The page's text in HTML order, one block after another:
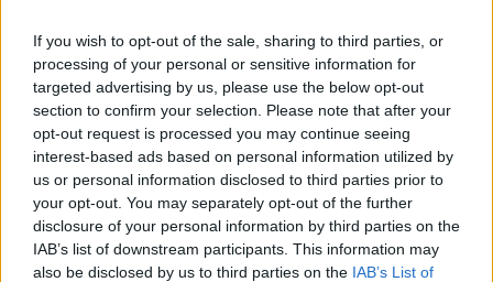
If you wish to opt-out of the sale, sharing to third parties, or
processing of your personal or sensitive information for
targeted advertising by us, please use the below opt-out
section to confirm your selection. Please note that after your
opt-out request is processed you may continue seeing
interest-based ads based on personal information utilized by
us or personal information disclosed to third parties prior to
your opt-out. You may separately opt-out of the further
disclosure of your personal information by third parties on the
IAB’s list of downstream participants. This information may
also be disclosed by us to third parties on the IAB’s List of
Mega deal στην ιδιωτική υγεία - Συγχωνεύονται Ερρίκος
Ντυνάν και Euromedica
Δημιουργείται νέος πόλος στον τομέα της υγείας -
22.07.2022, 10:03